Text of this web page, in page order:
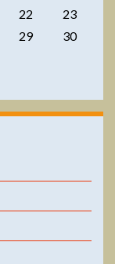
22
23
29
30